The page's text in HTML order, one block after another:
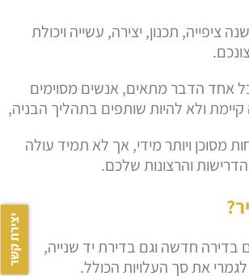
ציפייה, תכנון, יצירה, עשייה ויכולת
אחד הדבר מתאים, אנשים מסוימים
קיימת ולא להיות שותפים בתהליך הבניה,
מסוכן ויותר מידי, אך לא תמיד עולה
והרצונות שלכם.
בדירה חדשה וגם בדירת יד שנייה,
את סך העלויות הכולל.
יצירת קשר